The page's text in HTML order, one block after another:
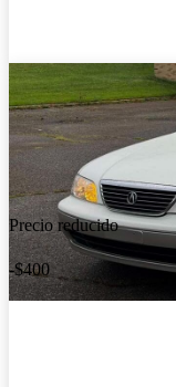
Precio reducido
-$400